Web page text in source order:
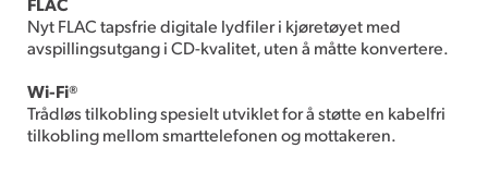
Nyt FLAC tapsfrie digitale lydfiler i kjøretøyet med
avspillingsutgang i CD-kvalitet, uten å måtte konvertere.
Wi-Fi®
Trådløs tilkobling spesielt utviklet for å støtte en kabelfri
tilkobling mellom smarttelefonen og mottakeren.